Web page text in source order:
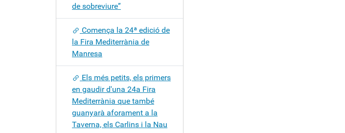
de sobreviure”
Comença la 24ª edició de
la Fira Mediterrània de
Manresa
Els més petits, els primers
en gaudir d'una 24a Fira
Mediterrània que també
guanyarà aforament a la
Taverna, els Carlins i la Nau